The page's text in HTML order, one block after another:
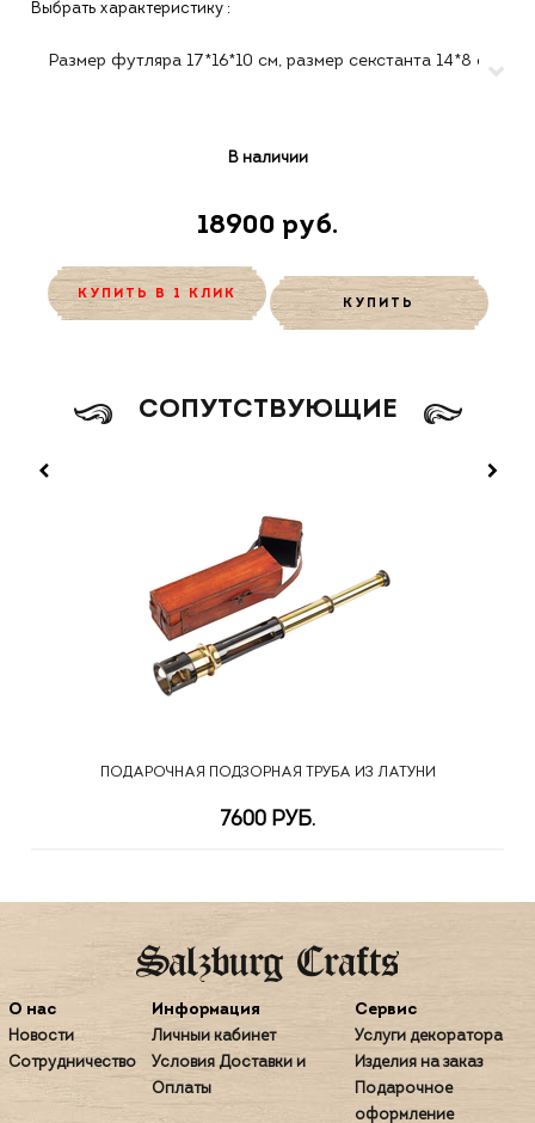
Выбрать характеристику :
В наличии
18900 руб.
КУПИТЬ В 1 КЛИК
КУПИТЬ
CОПУТСТВУЮЩИЕ
ПОДАРОЧНАЯ ПОДЗОРНАЯ ТРУБА ИЗ ЛАТУНИ
7600 РУБ.
О нас
Новости
Сотрудничество
Информация
Личный кабинет
Условия Доставки и
Оплаты
Сервис
Услуги декоратора
Изделия на заказ
Подарочное
оформление